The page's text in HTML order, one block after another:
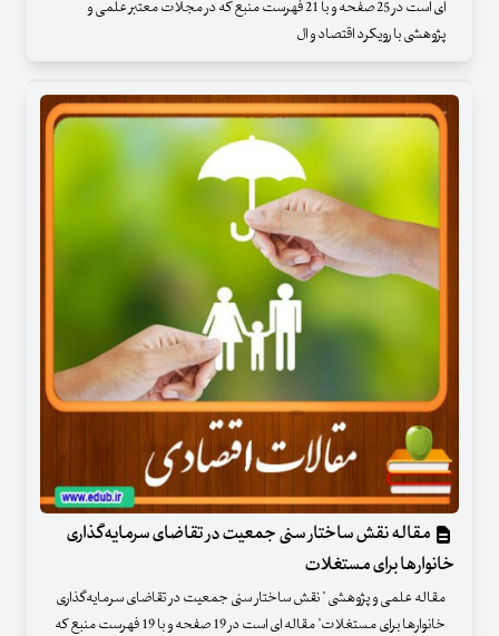
ای است در 25 صفحه و با 21 فهرست منبع که در مجلات معتبر علمی و
پژوهشی با رویکرد اقتصاد و ال
مقاله نقش ساختار سنی جمعیت در تقاضای سرمایه‌گذاری
خانوارها برای مستغلات
مقاله علمی و پژوهشی " نقش ساختار سنی جمعیت در تقاضای سرمایه‌گذاری
خانوارها برای مستغلات" مقاله ای است در 19 صفحه و با 19 فهرست منبع که